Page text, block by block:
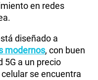
en redes
diseñado a
modernos, con buen
5G a un precio
se encuentra